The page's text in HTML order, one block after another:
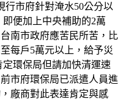
行市府針對淹水50公分以
即便加上中央補助的2萬
南市政府應苦民所苦，比
每戶5萬元以上，給予災
環保局但請加快清運速
市府環保局已派遣人員進
廠商對此表達肯定與感